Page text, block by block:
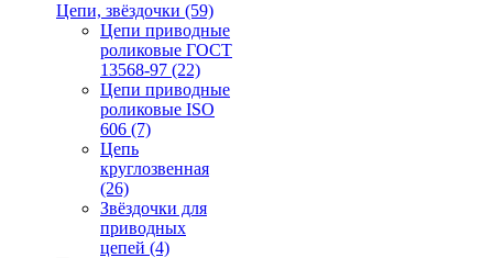
Цепи, звёздочки (59)
Цепи приводные
роликовые ГОСТ
13568-97 (22)
Цепи приводные
роликовые ISO
606 (7)
Цепь
круглозвенная
(26)
Звёздочки для
приводных
цепей (4)